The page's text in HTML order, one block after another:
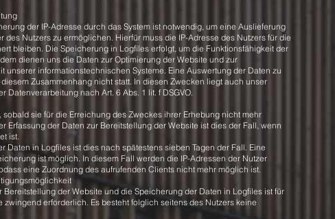
der IP-Adresse durch das System ist notwendig, um eine Auslieferung
des Nutzers zu ermöglichen. Hierfür muss die IP-Adresse des Nutzers für die
bleiben. Die Speicherung in Logfiles erfolgt, um die Funktionsfähigkeit der
dienen uns die Daten zur Optimierung der Website und zur
unserer informationstechnischen Systeme. Eine Auswertung der Daten zu
Zusammenhang nicht statt. In diesen Zwecken liegt auch unser
Datenverarbeitung nach Art. 6 Abs. 1 lit. f DSGVO.
sie für die Erreichung des Zweckes ihrer Erhebung nicht mehr
Erfassung der Daten zur Bereitstellung der Website ist dies der Fall, wenn
ist.
Daten in Logfiles ist dies nach spätestens sieben Tagen der Fall. Eine
ist möglich. In diesem Fall werden die IP-Adressen der Nutzer
eine Zuordnung des aufrufenden Clients nicht mehr möglich ist.
Bereitstellung der Website und die Speicherung der Daten in Logfiles ist für
zwingend erforderlich. Es besteht folglich seitens des Nutzers keine